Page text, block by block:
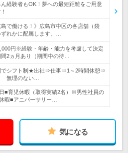
経験者もOK！夢への最短距離をご用意
島で働ける！》広島市中区の各店舗（袋
れかに配属します。…
円※経験・年齢・能力を考慮して決定
2ヵ月あり（期間中の待…
でシフト制★出社⇒仕事⇒1～2時間休憩⇒
無理のない…
■育児休暇（取得実績2名）※男性社員の
暇■アニバーサリー…
気になる